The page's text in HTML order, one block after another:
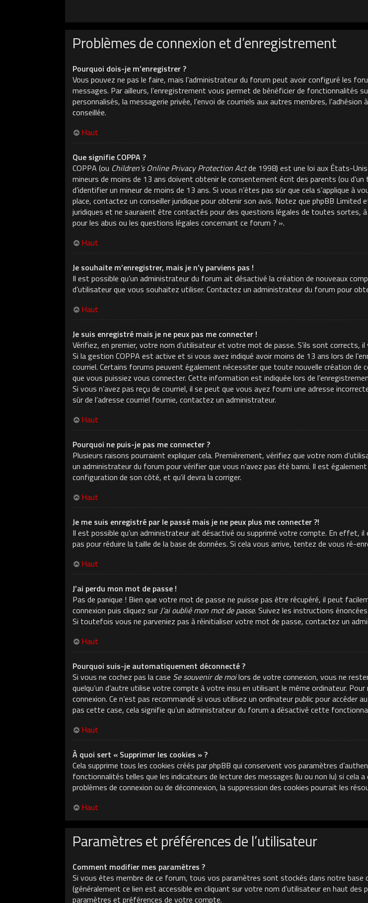
Problèmes de connexion et d’enregistrement
Pourquoi dois-je m’enregistrer ?
Vous pouvez ne pas le faire, mais l’administrateur du forum peut avoir configuré les
messages. Par ailleurs, l’enregistrement vous permet de bénéficier de fonctionnalités
personnalisés, la messagerie privée, l’envoi de courriels aux autres membres,
conseillée.
Haut
Que signifie COPPA ?
COPPA (ou Children’s Online Privacy Protection Actde 1998) est une loi aux États-
mineurs de moins de 13 ans doivent obtenir le consentement écrit des parents (ou
d’identifier un mineur de moins de 13 ans. Si vous n’êtes pas sûr que cela s’applique à
place, contactez un conseiller juridique pour obtenir son avis. Notez que phpBB
juridiques et ne sauraient être contactés pour des questions légales de toutes sortes,
pour les abus ou les questions légales concernant ce forum ? ».
Haut
Je souhaite m’enregistrer, mais je n’y parviens pas !
Il est possible qu’un administrateur du forum ait désactivé la création de nouveaux
d’utilisateur que vous souhaitez utiliser. Contactez un administrateur du forum pour
Haut
Je suis enregistré mais je ne peux pas me connecter !
Vérifiez, en premier, votre nom d’utilisateur et votre mot de passe. S’ils sont corrects, il
Si la gestion COPPA est active et si vous avez indiqué avoir moins de 13 ans lors de
courriel. Certains forums peuvent également nécessiter que toute nouvelle création
que vous puissiez vous connecter. Cette information est indiquée lors de
Si vous n’avez pas reçu de courriel, il se peut que vous ayez fourni une adresse
sûr de l’adresse courriel fournie, contactez un administrateur.
Haut
Pourquoi ne puis-je pas me connecter ?
Plusieurs raisons pourraient expliquer cela. Premièrement, vérifiez que votre nom
un administrateur du forum pour vérifier que vous n’avez pas été banni. Il est
configuration de son côté, et qu’il devra la corriger.
Haut
Je me suis enregistré par le passé mais je ne peux plus me connecter ?!
Il est possible qu’un administrateur ait désactivé ou supprimé votre compte. En effet,
pas pour réduire la taille de la base de données. Si cela vous arrive, tentez de vous ré-
Haut
J’ai perdu mon mot de passe !
Pas de panique ! Bien que votre mot de passe ne puisse pas être récupéré, il peut
connexion puis cliquez surJ’ai oublié mon mot de passe. Suivez les instructions
Si toutefois vous ne parveniez pas à réinitialiser votre mot de passe, contactez un
Haut
Pourquoi suis-je automatiquement déconnecté ?
Si vous ne cochez pas la case Se souvenir de moilors de votre connexion, vous ne
quelqu’un d’autre utilise votre compte à votre insu en utilisant le même ordinateur.
connexion. Ce n’est pas recommandé si vous utilisez un ordinateur public pour
pas cette case, cela signifie qu’un administrateur du forum a désactivé cette
Haut
À quoi sert « Supprimer les cookies » ?
Cela supprime tous les cookies créés par phpBB qui conservent vos paramètres
fonctionnalités telles que les indicateurs de lecture des messages (lu ou non lu) si
problèmes de connexion ou de déconnexion, la suppression des cookies pourrait les
Haut
Paramètres et préférences de l’utilisateur
Comment modifier mes paramètres ?
Si vous êtes membre de ce forum, tous vos paramètres sont stockés dans notre base
(généralement ce lien est accessible en cliquant sur votre nom d’utilisateur en haut
paramètres et préférences de votre compte.